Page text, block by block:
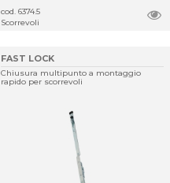
cod. 6374.5
Scorrevoli
FAST LOCK
Chiusura multipunto a montaggio
rapido per scorrevoli